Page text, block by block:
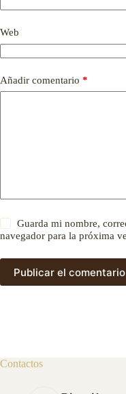
Web
Añadir comentario *
Guarda mi nombre,
navegador para la próxima
Publicar el comentario
Contactos